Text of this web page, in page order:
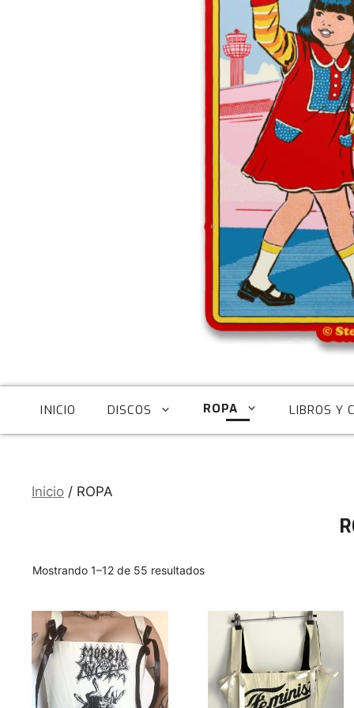
INICIO DISCOS ROPA LIBROS Y
Inicio / ROPA
Mostrando 1–12 de 55 resultadosOrdenado
últimos
Este
producto
tiene
múltiples
variantes.
Este
producto
tiene
múltiples
variantes.